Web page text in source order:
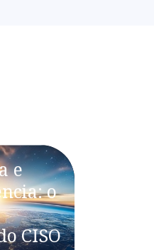
e
o
CISO